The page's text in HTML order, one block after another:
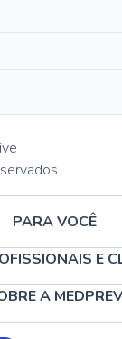
PARA VOCÊ
E
A MEDPREV